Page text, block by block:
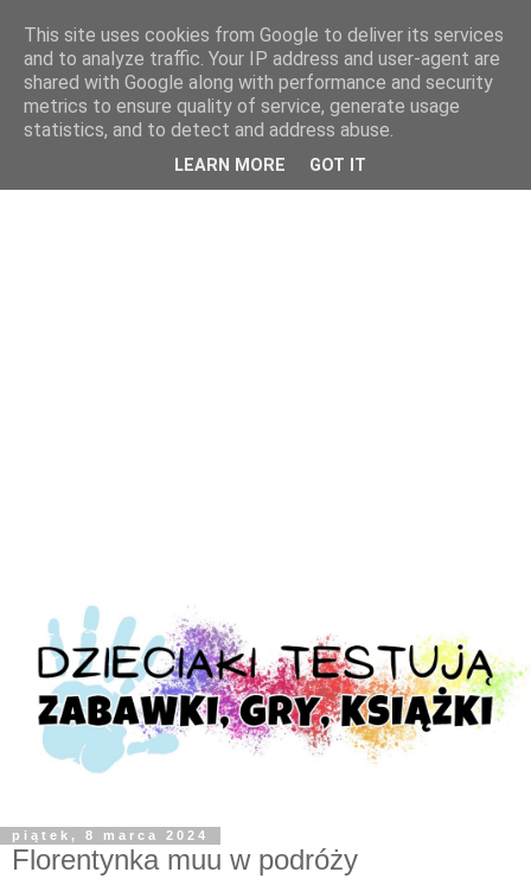
piątek, 8 marca 2024
Florentynka muu w podróży
This site uses cookies from Google to deliver its services
and to analyze traffic. Your IP address and user-agent are
shared with Google along with performance and security
metrics to ensure quality of service, generate usage
statistics, and to detect and address abuse.
LEARN MORE GOT IT